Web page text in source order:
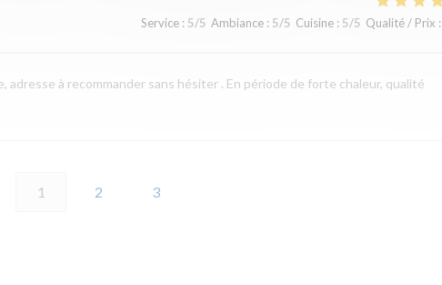
Service: 5/5 Ambiance: 5/5 Cuisine: 5/5 Qualité / Prix :
adresse à recommander sans hésiter . En période de forte chaleur, qualité
1 2 3